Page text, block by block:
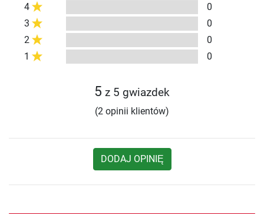
4
0
3
0
2
0
1
0
5 z 5 gwiazdek
(2 opinii klientów)
DODAJ OPINIĘ